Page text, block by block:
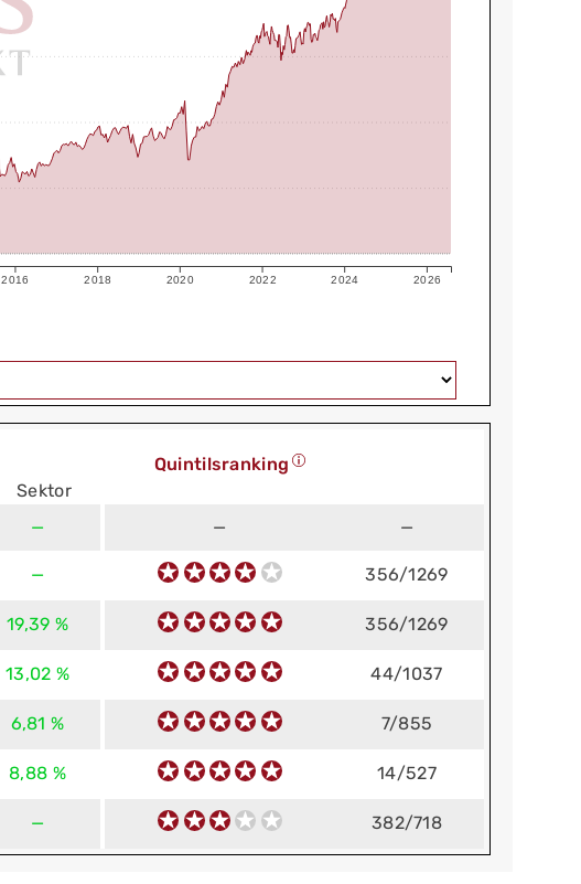
2016 2018 2020 2022 2024 2026
Sektor
Quintilsranking
— — —
— 356/1269
19,39 % 356/1269
13,02 % 44/1037
6,81 % 7/855
8,88 % 14/527
— 382/718